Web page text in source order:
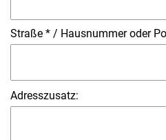
Straße * / Hausnummeroder
Adresszusatz: